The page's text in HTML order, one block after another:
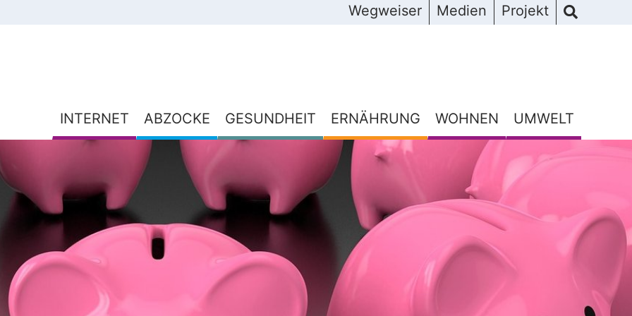
Wegweiser Medien Projekt
INTERNET ABZOCKE GESUNDHEIT ERNÄHRUNG WOHNEN UMWELT